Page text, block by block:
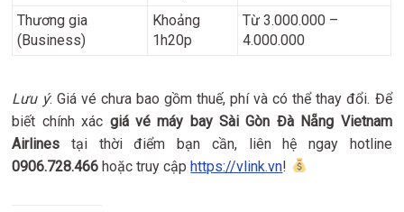
Thương gia
(Business)
Khoảng
1h20p
Từ 3.000.000 –
4.000.000
Lưu ý: Giá vé chưa bao gồm thuế, phí và có thể thay đổi. Để
biết chính xác giá vé máy bay Sài Gòn Đà Nẵng Vietnam
Airlines tại thời điểm bạn cần, liên hệ ngay hotline
0906.728.466 hoặc truy cậphttps://vlink.vn!